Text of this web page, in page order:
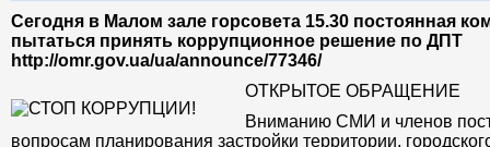
Сегодня в Малом зале горсовета 15.30 постоянная
пытаться принять коррупционное решение по ДПТ
http://omr.gov.ua/ua/announce/77346/
ОТКРЫТОЕ ОБРАЩЕНИЕ
Вниманию СМИ и членов
вопросам планирования застройки территории,